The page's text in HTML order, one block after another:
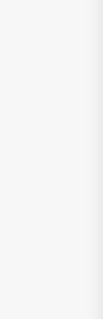
TIM
D’UNE
MÊME